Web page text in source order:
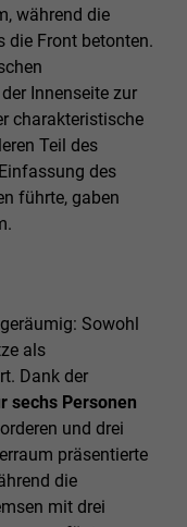
während die
die Front betonten.
Innenseite zur
charakteristische
Teil des
des
führte, gaben
Sowohl
als
Dank der
sechs Personen
und drei
präsentierte
die
mit drei